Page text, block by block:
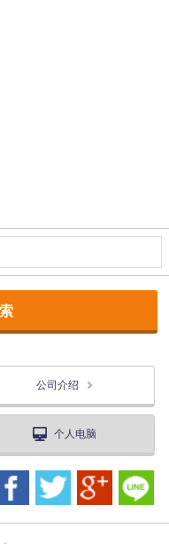
公司介绍
个人电脑